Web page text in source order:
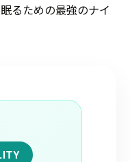
るための最強のナイ